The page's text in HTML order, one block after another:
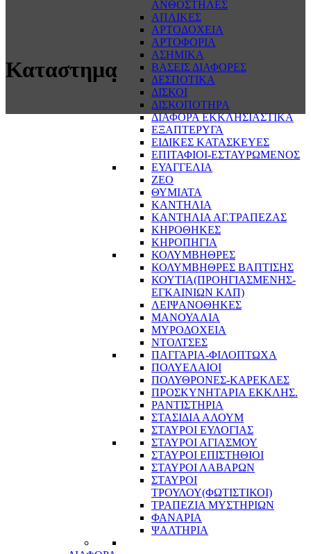
ΑΝΘΟΣΤΗΛΕΣ
ΑΠΛΙΚΕΣ
ΑΡΤΟΔΟΧΕΙΑ
ΑΡΤΟΦΟΡΙΑ
ΑΣΗΜΙΚΑ
ΒΑΣΕΙΣ ΔΙΑΦΟΡΕΣ
ΔΕΣΠΟΤΙΚΑ
ΔΙΣΚΟΙ
ΔΙΣΚΟΠΟΤΗΡΑ
ΔΙΑΦΟΡΑ ΕΚΚΛΗΣΙΑΣΤΙΚΑ
ΕΞΑΠΤΕΡΥΓΑ
ΕΙΔΙΚΕΣ ΚΑΤΑΣΚΕΥΕΣ
ΕΠΙΤΑΦΙΟΙ-ΕΣΤΑΥΡΩΜΕΝΟΣ
ΕΥΑΓΓΕΛΙΑ
ΖΕΟ
ΘΥΜΙΑΤΑ
ΚΑΝΤΗΛΙΑ
ΚΑΝΤΗΛΙΑ ΑΓ.ΤΡΑΠΕΖΑΣ
ΚΗΡΟΘΗΚΕΣ
ΚΗΡΟΠΗΓΙΑ
ΚΟΛΥΜΒΗΘΡΕΣ
ΚΟΛΥΜΒΗΘΡΕΣ ΒΑΠΤΙΣΗΣ
ΚΟΥΤΙΑ(ΠΡΟΗΓΙΑΣΜΕΝΗΣ-
ΕΓΚΑΙΝΙΩΝ ΚΛΠ)
ΛΕΙΨΑΝΟΘΗΚΕΣ
ΜΑΝΟΥΑΛΙΑ
ΜΥΡΟΔΟΧΕΙΑ
ΝΤΟΛΤΣΕΣ
ΠΑΓΓΑΡΙΑ-ΦΙΛΟΠΤΩΧΑ
ΠΟΛΥΕΛΑΙΟΙ
ΠΟΛΥΘΡΟΝΕΣ-ΚΑΡΕΚΛΕΣ
ΠΡΟΣΚΥΝΗΤΑΡΙΑ ΕΚΚΛΗΣ.
ΡΑΝΤΙΣΤΗΡΙΑ
ΣΤΑΣΙΔΙΑ ΑΛΟΥΜ
ΣΤΑΥΡΟΙ ΕΥΛΟΓΙΑΣ
ΣΤΑΥΡΟΙ ΑΓΙΑΣΜΟΥ
ΣΤΑΥΡΟΙ ΕΠΙΣΤΗΘΙΟΙ
ΣΤΑΥΡΟΙ ΛΑΒΑΡΩΝ
ΣΤΑΥΡΟΙ
ΤΡΟΥΛΟΥ(ΦΩΤΙΣΤΙΚΟΙ)
ΤΡΑΠΕΖΙΑ ΜΥΣΤΗΡΙΩΝ
ΦΑΝΑΡΙΑ
ΨΑΛΤΗΡΙΑ
Καταστημα